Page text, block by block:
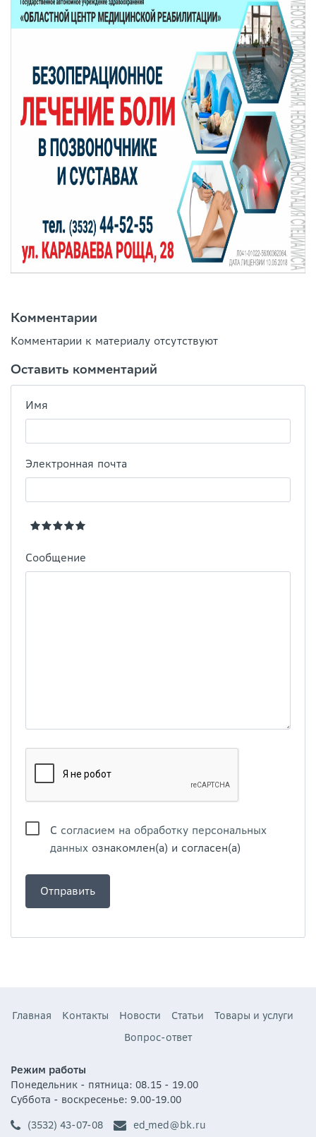
Комментарии
Комментарии к материалу отсутствуют
Оставить комментарий
Имя
Электронная почта
Сообщение
С согласием на обработку персональных
данных ознакомлен(а) и согласен(а)
Главная Контакты Новости Статьи
Товары и услуги
Вопрос-ответ
Режим работы
Понедельник - пятница: 08.15 - 19.00
Суббота - воскресенье: 9.00-19.00
(3532) 43-07-08
ed_med@bk.ru